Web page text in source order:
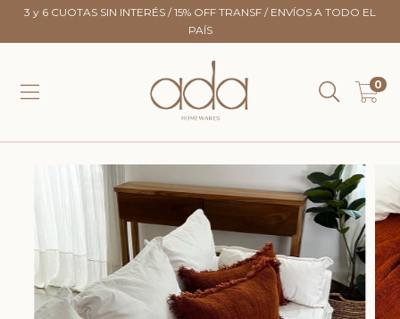
3 y 6 CUOTAS SIN INTERÉS / 15% OFF TRANSF / ENVÍOS A TODO EL
PAÍS
0